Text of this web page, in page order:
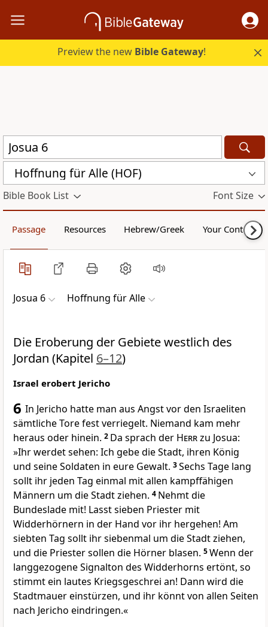
Preview the new Bible Gateway!
Hoffnung für Alle (HOF)
Bible Book List Font Size
Passage Resources Hebrew/Greek Your Content
Josua 6 Hoffnung für Alle
Die Eroberung der Gebiete westlich des
Jordan (Kapitel 6–12)
Israel erobert Jericho
6 In Jericho hatte man aus Angst vor den Israeliten
sämtliche Tore fest verriegelt. Niemand kam mehr
heraus oder hinein. 2 Da sprach der Herrzu Josua:
»Ihr werdet sehen: Ich gebe die Stadt, ihren König
und seine Soldaten in eure Gewalt. 3Sechs Tage lang
sollt ihr jeden Tag einmal mit allen kampffähigen
Männern um die Stadt ziehen. 4 Nehmt die
Bundeslade mit! Lasst sieben Priester mit
Widderhörnern in der Hand vor ihr hergehen! Am
siebten Tag sollt ihr siebenmal um die Stadt ziehen,
und die Priester sollen die Hörner blasen. 5Wenn der
langgezogene Signalton des Widderhorns ertönt, so
stimmt ein lautes Kriegsgeschrei an! Dann wird die
Stadtmauer einstürzen, und ihr könnt von allen Seiten
nach Jericho eindringen.«